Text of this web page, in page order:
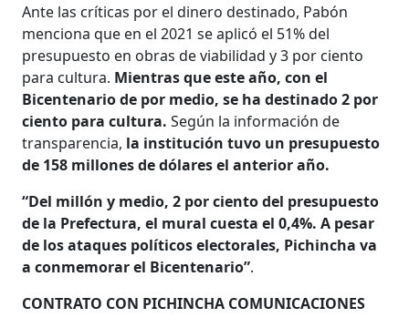
Ante las críticas por el dinero destinado, Pabón
menciona que en el 2021 se aplicó el 51% del
presupuesto en obras de viabilidad y 3 por ciento
para cultura. Mientras que este año, con el
Bicentenario de por medio, se ha destinado 2 por
ciento para cultura.Según la información de
transparencia, la institución tuvo un presupuesto
de 158 millones de dólares el anterior año.
“Del millón y medio, 2 por ciento del presupuesto
de la Prefectura, el mural cuesta el 0,4%. A pesar
de los ataques políticos electorales, Pichincha va
a conmemorar el Bicentenario”.
CONTRATO CON PICHINCHA COMUNICACIONES